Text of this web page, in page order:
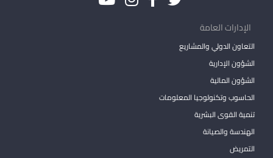
الإدارات العامة
التعاون الدولي والمشاريع
الشؤون الإدارية
الشؤون المالية
الحاسوب وتكنولوجيا المعلومات
تنمية القوى البشرية
الهندسة والصيانة
التمريض